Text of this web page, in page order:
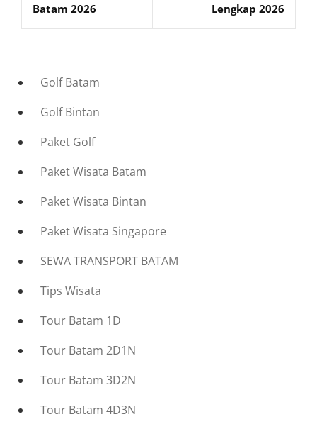
Batam 2026
Lengkap 2026
Golf Batam
Golf Bintan
Paket Golf
Paket Wisata Batam
Paket Wisata Bintan
Paket Wisata Singapore
SEWA TRANSPORT BATAM
Tips Wisata
Tour Batam 1D
Tour Batam 2D1N
Tour Batam 3D2N
Tour Batam 4D3N